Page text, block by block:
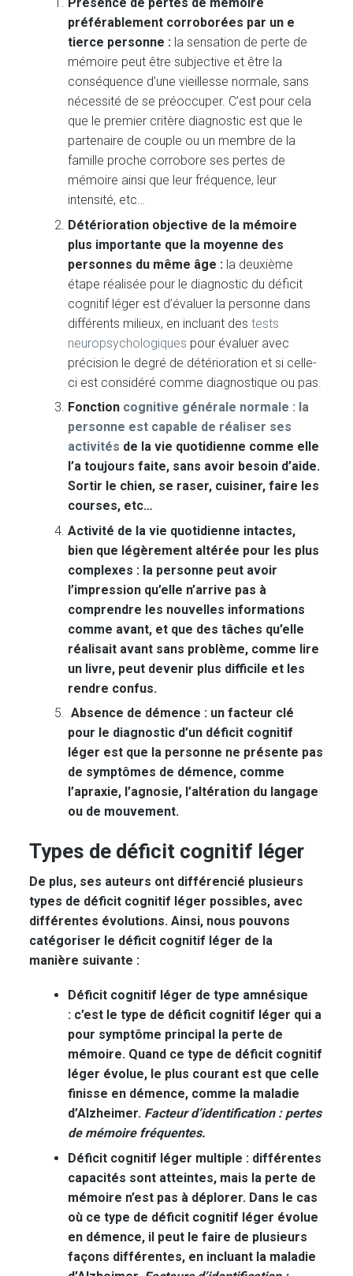
Présence de pertes de mémoire
préférablement corroborées par un e
tierce personne : la sensation de perte de
mémoire peut être subjective et être la
conséquence d’une vieillesse normale, sans
nécessité de se préoccuper. C’est pour cela
que le premier critère diagnostic est que le
partenaire de couple ou un membre de la
famille proche corrobore ses pertes de
mémoire ainsi que leur fréquence, leur
intensité, etc…
Détérioration objective de la mémoire
plus importante que la moyenne des
personnes du même âge : la deuxième
étape réalisée pour le diagnostic du déficit
cognitif léger est d’évaluer la personne dans
différents milieux, en incluant destests
neuropsychologiques pour évaluer avec
précision le degré de détérioration et si celle-
ci est considéré comme diagnostique ou pas.
Fonction cognitive générale normale : la
personne est capable de réaliser ses
activités de la vie quotidienne comme elle
l’a toujours faite, sans avoir besoin d’aide.
Sortir le chien, se raser, cuisiner, faire les
courses, etc…
Activité de la vie quotidienne intactes,
bien que légèrement altérée pour les plus
complexes : la personne peut avoir
l’impression qu’elle n’arrive pas à
comprendre les nouvelles informations
comme avant, et que des tâches qu’elle
réalisait avant sans problème, comme lire
un livre, peut devenir plus difficile et les
rendre confus.
Absence de démence : un facteur clé
pour le diagnostic d’un déficit cognitif
léger est que la personne ne présente pas
de symptômes de démence, comme
l’apraxie, l’agnosie, l’altération du langage
ou de mouvement.
Types de déficit cognitif léger
De plus, ses auteurs ont différencié plusieurs
types de déficit cognitif léger possibles, avec
différentes évolutions. Ainsi, nous pouvons
catégoriser le déficit cognitif léger de la
manière suivante :
Déficit cognitif léger de type amnésique
: c’est le type de déficit cognitif léger qui a
pour symptôme principal la perte de
mémoire. Quand ce type de déficit cognitif
léger évolue, le plus courant est que celle
finisse en démence, comme la maladie
d’Alzheimer. Facteur d’identification : pertes
de mémoire fréquentes.
Déficit cognitif léger multiple : différentes
capacités sont atteintes, mais la perte de
mémoire n’est pas à déplorer. Dans le cas
où ce type de déficit cognitif léger évolue
en démence, il peut le faire de plusieurs
façons différentes, en incluant la maladie